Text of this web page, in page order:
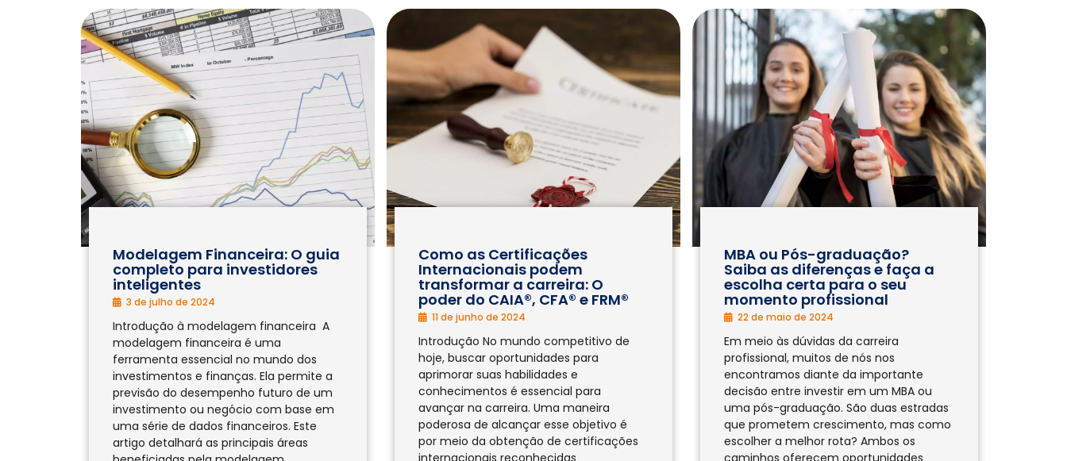
Modelagem Financeira: O guia
completo para investidores
inteligentes
3 de julho de 2024
Introdução à modelagem financeira A
modelagem financeira é uma
ferramenta essencial no mundo dos
investimentos e finanças. Ela permite a
previsão do desempenho futuro de um
investimento ou negócio com base em
uma série de dados financeiros. Este
artigo detalhará as principais áreas
Como as Certificações
Internacionais podem
transformar a carreira: O
poder do CAIA®, CFA® e FRM®
11 de junho de 2024
Introdução No mundo competitivo de
hoje, buscar oportunidades para
aprimorar suas habilidades e
conhecimentos é essencial para
avançar na carreira. Uma maneira
poderosa de alcançar esse objetivo é
por meio da obtenção de certificações
internacionais reconhecidas
MBA ou Pós-graduação?
Saiba as diferenças e faça a
escolha certa para o seu
momento profissional
22 de maio de 2024
Em meio às dúvidas da carreira
profissional, muitos de nós nos
encontramos diante da importante
decisão entre investir em um MBA ou
uma pós-graduação. São duas estradas
que prometem crescimento, mas como
escolher a melhor rota? Ambos os
caminhos oferecem oportunidades